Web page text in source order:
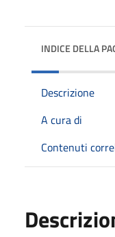
INDICE DELLA
Descrizione
A cura di
Contenuti